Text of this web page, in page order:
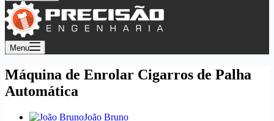
Menu
Máquina de Enrolar Cigarros de Palha
Automática
João Bruno